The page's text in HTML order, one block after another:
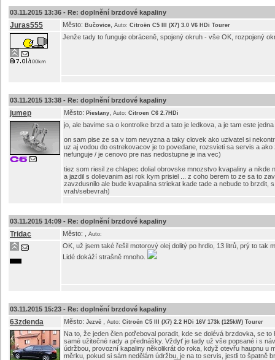
03.11.2015 13:36 - Re: doplnění brzdové kapaliny
Juras555 Město: Bučovice Auto: Citroën C5 III (X7) 3.0 V6 HDi Tourer
Jenže tady to funguje obráceně, spojený okruh - vše OK, rozpojený
03.11.2015 13:38 - Re: doplnění brzdové kapaliny
jumep Město: Piestany Auto: Citroen C6 2.7HDi
jo, ale bavime sa o kontrolke brzd a tato je ledkova, a je tam este
on sam pise ze sa v tom nevyzna a taky clovek ako uzivatel si
uz aj vodou do ostrekovacov je to povedane, rozsvieti sa servis a
nefunguje / je cenovo pre nas nedostupne je ina vec)
tiez som riesil ze chlapec dolial obrovske mnozstvo kvapaliny a
a jazdil s dolievanim asi rok kym prisiel ... z coho berem to ze sa to
zavzdusnilo ale bude kvapalina striekat kade tade a nebude to brzdit,
vrah/sebevrah)
03.11.2015 14:09 - Re: doplnění brzdové kapaliny
Tridac Město: Auto:
OK, už jsem také řešil motorový olej dolitý po hrdlo, 13 litrů, prý to
Lidé dokáží strašně mnoho.
03.11.2015 15:23 - Re: doplnění brzdové kapaliny
63zdenda Město: Jezvé Auto: Citroën C5 III (X7) 2.2 HDi 16V 173k (125kW) Tourer
Na to, že jeden člen potřeboval poradit, kde se dolévá brzdovka, se
samé užitečné rady a přednášky. Vždyť je tady už vše popsané i s
údržbou, provozní kapaliny několikrát do roka, když otevřu haupnu u
měrku, pokud si sám nedělám údržbu, je na to servis, jestli to špatně